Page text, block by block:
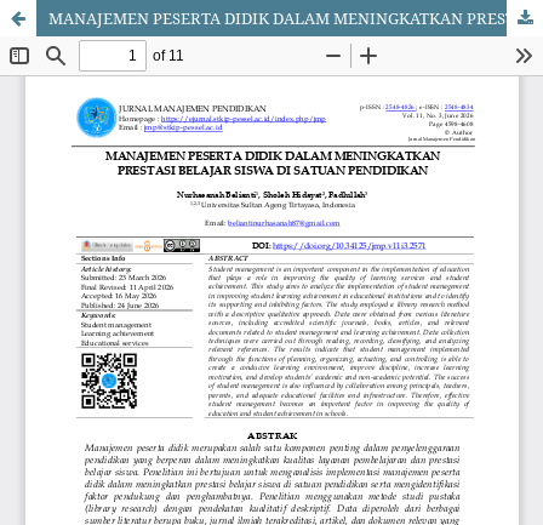
MANAJEMEN PESERTA DIDIK DALAM MENINGKATKAN PRESTASI BELAJAR SISWA DI SATUAN PENDIDIKAN